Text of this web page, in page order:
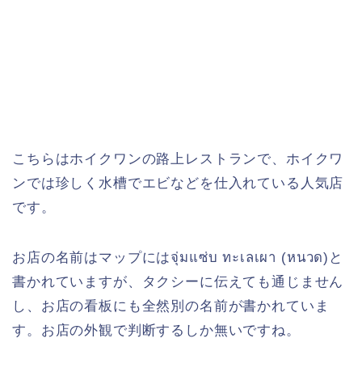
こちらはホイクワンの路上レストランで、ホイクワ
ンでは珍しく水槽でエビなどを仕入れている人気店
です。
お店の名前はマップにはจุ่มแซ่บ ทะเลเผา (หนวด)と
書かれていますが、タクシーに伝えても通じません
し、お店の看板にも全然別の名前が書かれていま
す。お店の外観で判断するしか無いですね。